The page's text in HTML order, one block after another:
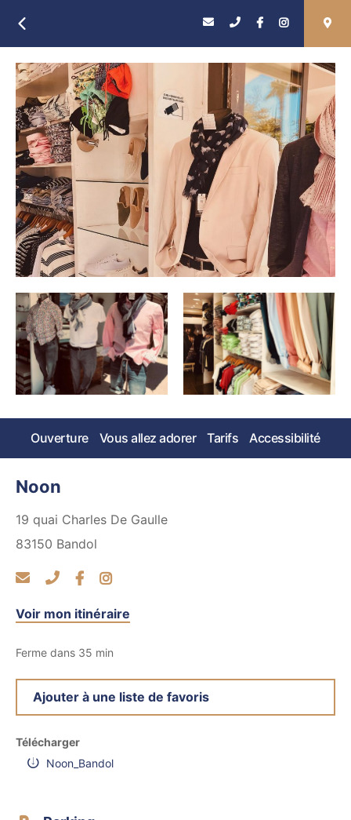
Ouverture Vous allez adorer Tarifs Accessibilité
Noon
19 quai Charles De Gaulle
83150 Bandol
Voir mon itinéraire
Ferme dans 35 min
Ajouter à une liste de favoris
Télécharger
Noon_Bandol